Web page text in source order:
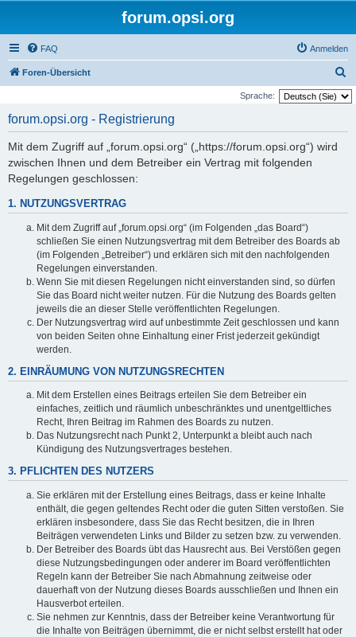
forum.opsi.org
FAQ Anmelden
Foren-Übersicht
u
Sprache:
forum.opsi.org - Registrierung
Mit dem Zugriff auf „forum.opsi.org“ („https://forum.opsi.org“) wird
zwischen Ihnen und dem Betreiber ein Vertrag mit folgenden
Regelungen geschlossen:
1. NUTZUNGSVERTRAG
Mit dem Zugriff auf „forum.opsi.org“ (im Folgenden „das Board“)
schließen Sie einen Nutzungsvertrag mit dem Betreiber des Boards ab
(im Folgenden „Betreiber“) und erklären sich mit den nachfolgenden
Regelungen einverstanden.
Wenn Sie mit diesen Regelungen nicht einverstanden sind, so dürfen
Sie das Board nicht weiter nutzen. Für die Nutzung des Boards gelten
jeweils die an dieser Stelle veröffentlichten Regelungen.
Der Nutzungsvertrag wird auf unbestimmte Zeit geschlossen und kann
von beiden Seiten ohne Einhaltung einer Frist jederzeit gekündigt
werden.
2. EINRÄUMUNG VON NUTZUNGSRECHTEN
Mit dem Erstellen eines Beitrags erteilen Sie dem Betreiber ein
einfaches, zeitlich und räumlich unbeschränktes und unentgeltliches
Recht, Ihren Beitrag im Rahmen des Boards zu nutzen.
Das Nutzungsrecht nach Punkt 2, Unterpunkt a bleibt auch nach
Kündigung des Nutzungsvertrages bestehen.
3. PFLICHTEN DES NUTZERS
Sie erklären mit der Erstellung eines Beitrags, dass er keine Inhalte
enthält, die gegen geltendes Recht oder die guten Sitten verstoßen. Sie
erklären insbesondere, dass Sie das Recht besitzen, die in Ihren
Beiträgen verwendeten Links und Bilder zu setzen bzw. zu verwenden.
Der Betreiber des Boards übt das Hausrecht aus. Bei Verstößen gegen
diese Nutzungsbedingungen oder anderer im Board veröffentlichten
Regeln kann der Betreiber Sie nach Abmahnung zeitweise oder
dauerhaft von der Nutzung dieses Boards ausschließen und Ihnen ein
Hausverbot erteilen.
Sie nehmen zur Kenntnis, dass der Betreiber keine Verantwortung für
die Inhalte von Beiträgen übernimmt, die er nicht selbst erstellt hat oder